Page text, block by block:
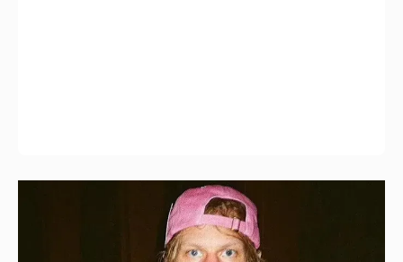
Иван Дорн начал вести образовательные
курсы на русском языке
4